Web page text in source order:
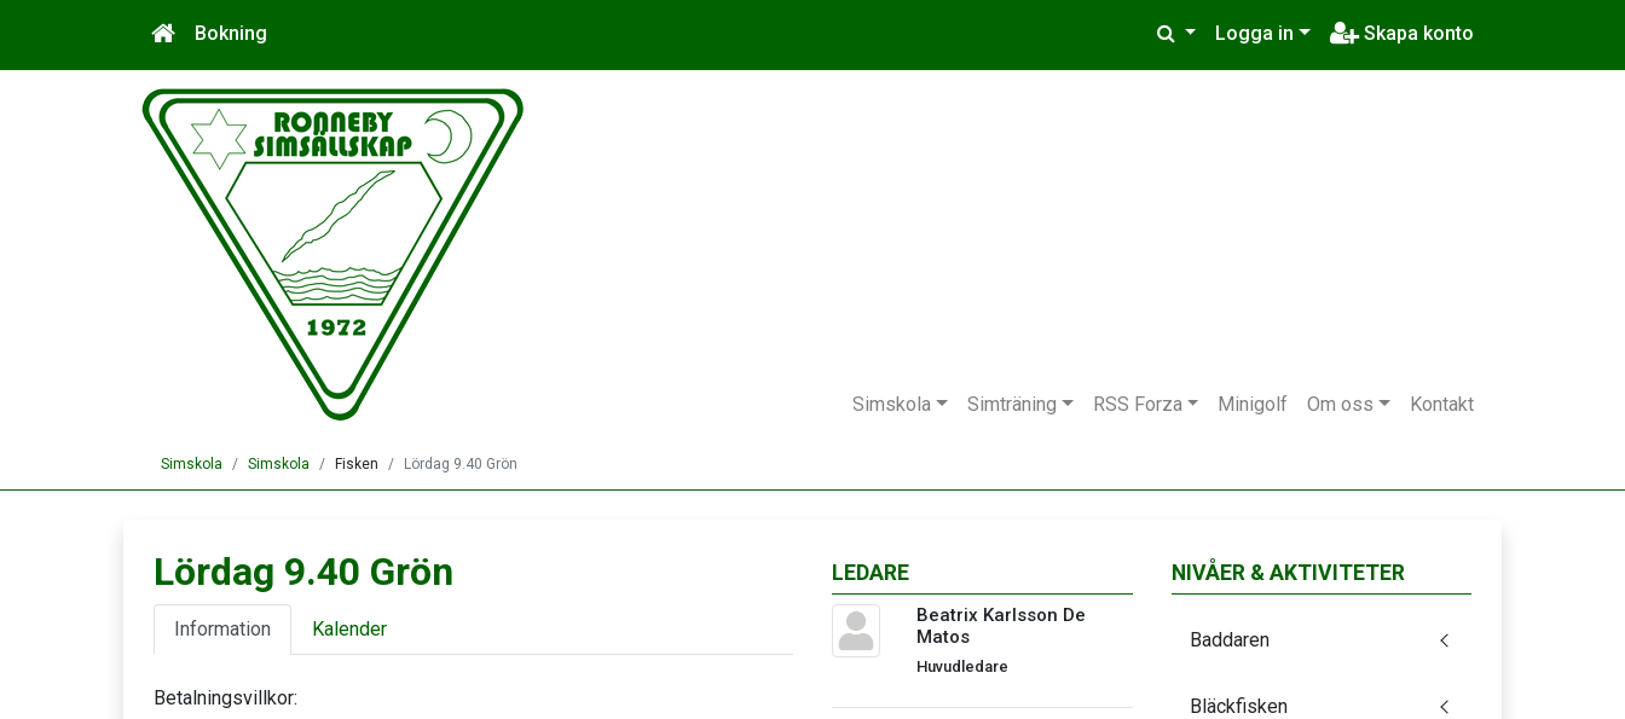
Bokning Logga in Skapa konto
Simskola Simträning RSS Forza Minigolf Om oss Kontakt
Simskola Simskola Fisken Lördag 9.40 Grön
LEDARE
Beatrix Karlsson De
Matos
Huvudledare
Lördag 9.40 Grön
Information Kalender
Betalningsvillkor:
NIVÅER & AKTIVITETER
Baddaren
Bläckfisken